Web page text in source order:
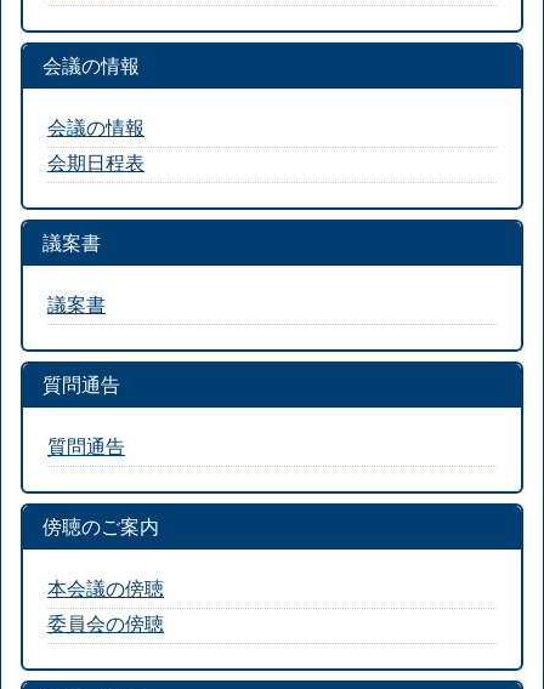
会議の情報
会議の情報
会期日程表
議案書
議案書
質問通告
質問通告
傍聴のご案内
本会議の傍聴
委員会の傍聴